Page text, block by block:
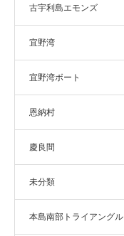
古宇利島エモンズ
宜野湾
宜野湾ボート
恩納村
慶良間
未分類
本島南部トライアングル